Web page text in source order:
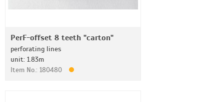
PerF-offset 8 teeth "carton"
perforating lines
unit: 1.83m
Item No.: 180480